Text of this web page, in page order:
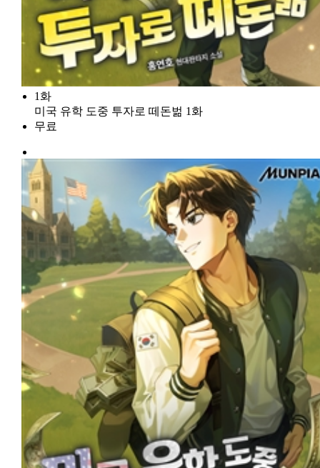
1화
미국 유학 도중 투자로 떼돈벎 1화
무료